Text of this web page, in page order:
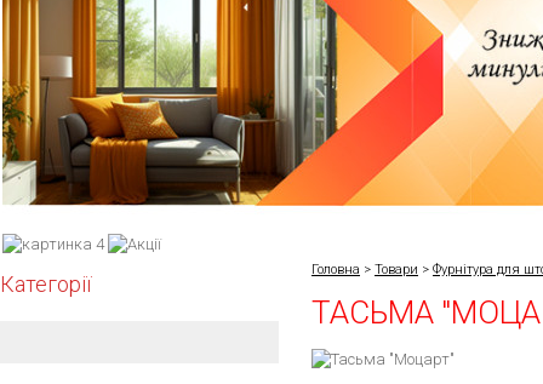
Категорії
Головна > Товари > Фурнітура для
ТАСЬМА